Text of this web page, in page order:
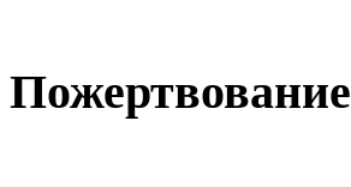
Пожертвование